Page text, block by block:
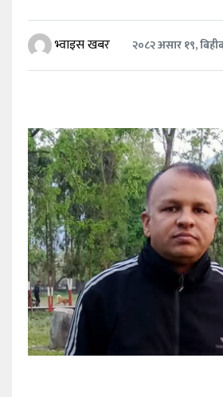
राजनीति
स्वास्थ्य
खेलकुद
शिक्षा
अन्य
भ्वाइस खबर २०८२ असार १९,